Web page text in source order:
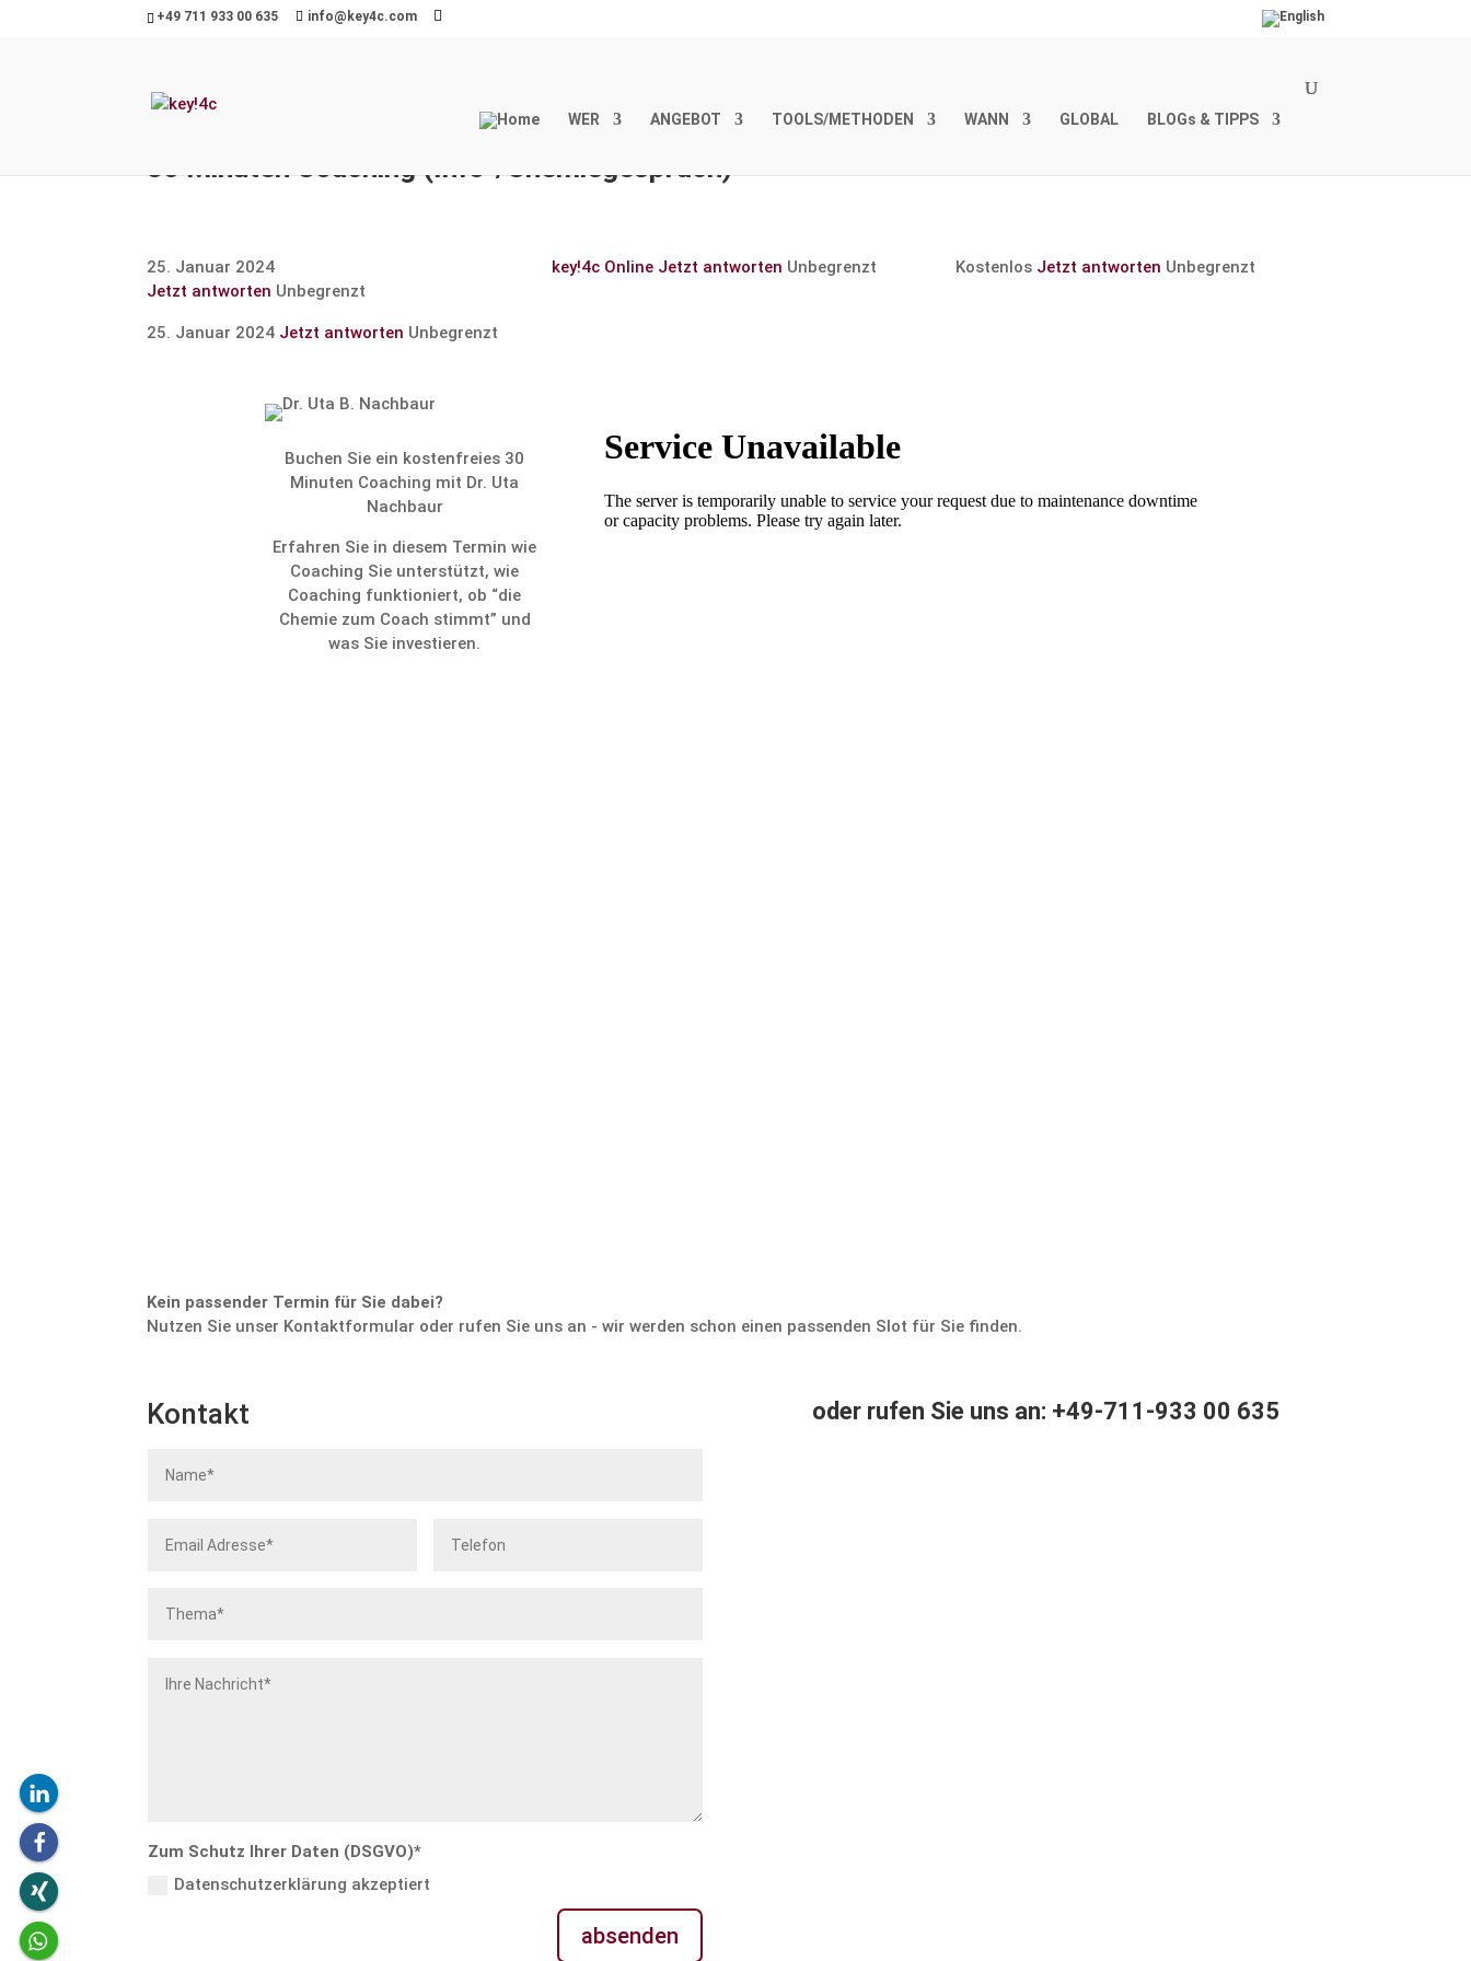
+49 711 933 00 635 info@key4c.com
WER ANGEBOT TOOLS/METHODEN WANN GLOBAL BLOGs & TIPPS
30 Minuten Coaching (Info-/Chemie­ge­spräch)
25. Januar 2024
Jetzt antworten Unbegrenzt
25. Januar 2024 Jetzt antworten Unbegrenzt
key!4c Online Jetzt antworten Unbegrenzt Kostenlos Jetzt antworten Unbegrenzt
Buchen Sie ein kosten­freies 30
Minuten Coaching mit Dr. Uta
Nachbaur
Erfahren Sie in diesem Termin wie
Coaching Sie unter­stützt, wie
Coaching funktio­niert, ob “die
Chemie zum Coach stimmt” und
was Sie investieren.
Kein passender Termin für Sie dabei?
Nutzen Sie unser Kontaktformular oder rufen Sie uns an - wir werden schon einen passenden Slot für Sie finden.
Kontakt
Zum Schutz Ihrer Daten (DSGVO)*
Datenschutzerklärung akzeptiert
absenden
oder rufen Sie uns an: +49-711-933 00 635